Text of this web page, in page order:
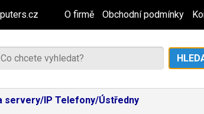
O firmě Obchodní podmínky
servery/IP Telefony/Ústředny